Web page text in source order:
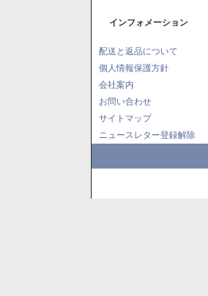
インフォメーション
配送と返品について
個人情報保護方針
会社案内
お問い合わせ
サイトマップ
ニュースレター登録解除